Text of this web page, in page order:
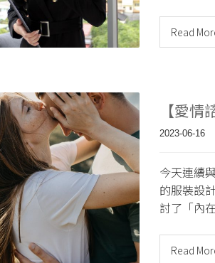
Read
【愛
2023-06-16
今天連續
的服裝設
討了「內
Read